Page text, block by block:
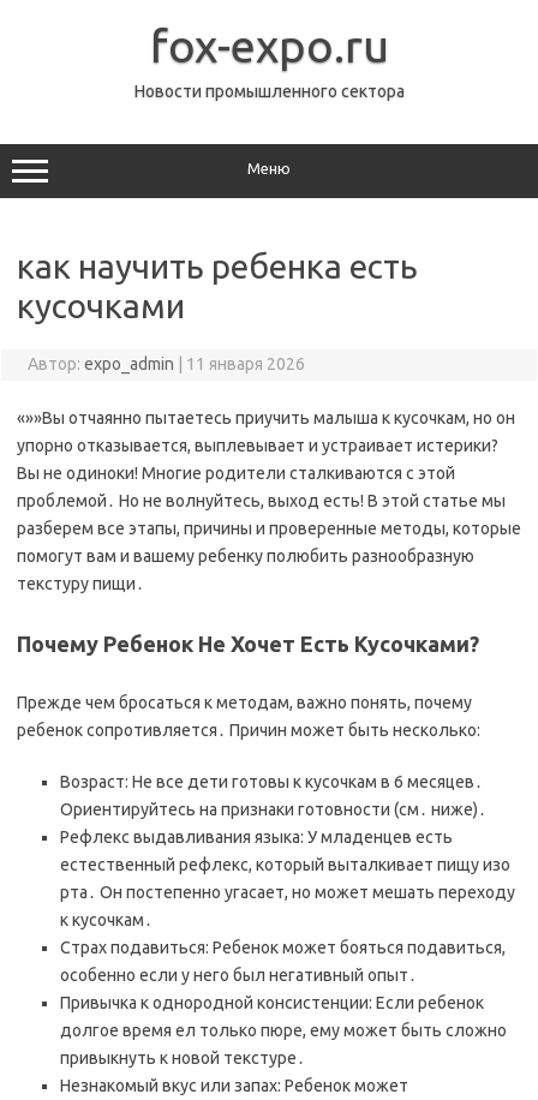
fox-expo.ru
Новости промышленного сектора
Меню
как научить ребенка есть
кусочками
Автор: expo_admin 11 января 2026
«»»Вы отчаянно пытаетесь приучить малыша к кусочкам, но он
упорно отказывается, выплевывает и устраивает истерики?
Вы не одиноки! Многие родители сталкиваются с этой
проблемой․ Но не волнуйтесь, выход есть! В этой статье мы
разберем все этапы, причины и проверенные методы, которые
помогут вам и вашему ребенку полюбить разнообразную
текстуру пищи․
Почему Ребенок Не Хочет Есть Кусочками?
Прежде чем бросаться к методам, важно понять, почему
ребенок сопротивляется․ Причин может быть несколько:
Возраст: Не все дети готовы к кусочкам в 6 месяцев․
Ориентируйтесь на признаки готовности (см․ ниже)․
Рефлекс выдавливания языка: У младенцев есть
естественный рефлекс, который выталкивает пищу изо
рта․ Он постепенно угасает, но может мешать переходу
к кусочкам․
Страх подавиться: Ребенок может бояться подавиться,
особенно если у него был негативный опыт․
Привычка к однородной консистенции: Если ребенок
долгое время ел только пюре, ему может быть сложно
привыкнуть к новой текстуре․
Незнакомый вкус или запах: Ребенок может